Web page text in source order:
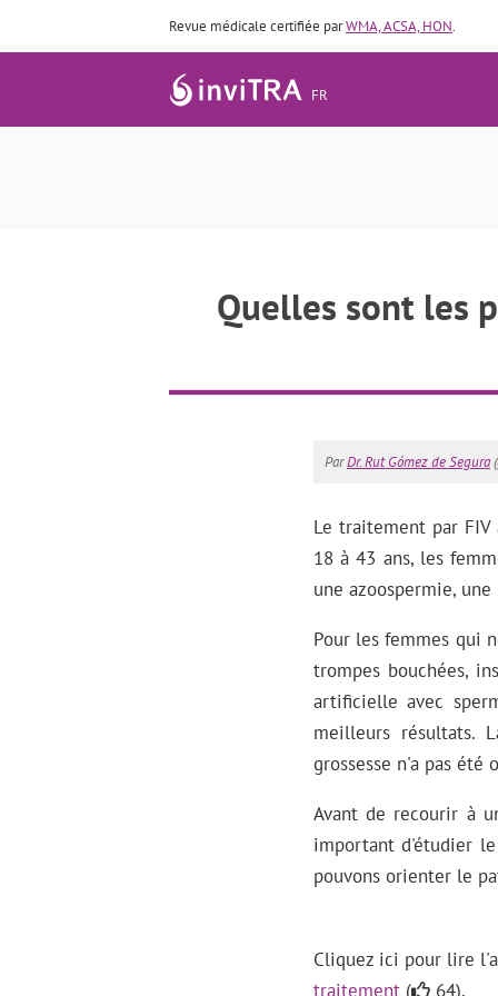
Revue médicale certifiée parWMA, ACSA, HON.
FR
Quelles sont les
ParDr. Rut Gómez de Segura
Le traitement par
18 à 43 ans, les
une azoospermie,
Pour les femmes qui
trompes bouchées,
artificielle avec
meilleurs résultats.
grossesse n'a pas été
Avant de recourir à
important d'étudier
pouvons orienter le
Cliquez ici pour lire
traitement ( 64).